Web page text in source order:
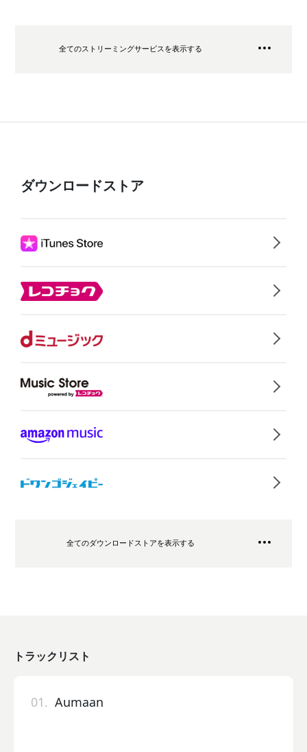
全てのストリーミングサービスを表示する
ダウンロードストア
全てのダウンロードストアを表示する
トラックリスト
01. Aumaan